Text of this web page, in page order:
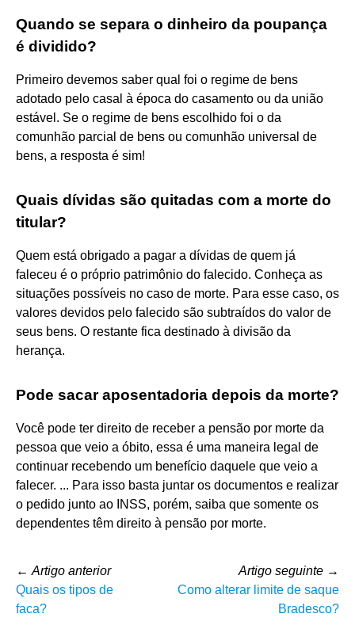
Quando se separa o dinheiro da poupança
é dividido?
Primeiro devemos saber qual foi o regime de bens
adotado pelo casal à época do casamento ou da união
estável. Se o regime de bens escolhido foi o da
comunhão parcial de bens ou comunhão universal de
bens, a resposta é sim!
Quais dívidas são quitadas com a morte do
titular?
Quem está obrigado a pagar a dívidas de quem já
faleceu é o próprio patrimônio do falecido. Conheça as
situações possíveis no caso de morte. Para esse caso, os
valores devidos pelo falecido são subtraídos do valor de
seus bens. O restante fica destinado à divisão da
herança.
Pode sacar aposentadoria depois da morte?
Você pode ter direito de receber a pensão por morte da
pessoa que veio a óbito, essa é uma maneira legal de
continuar recebendo um benefício daquele que veio a
falecer. ... Para isso basta juntar os documentos e realizar
o pedido junto ao INSS, porém, saiba que somente os
dependentes têm direito à pensão por morte.
← Artigo anterior
Quais os tipos de
faca?
Artigo seguinte →
Como alterar limite de saque
Bradesco?